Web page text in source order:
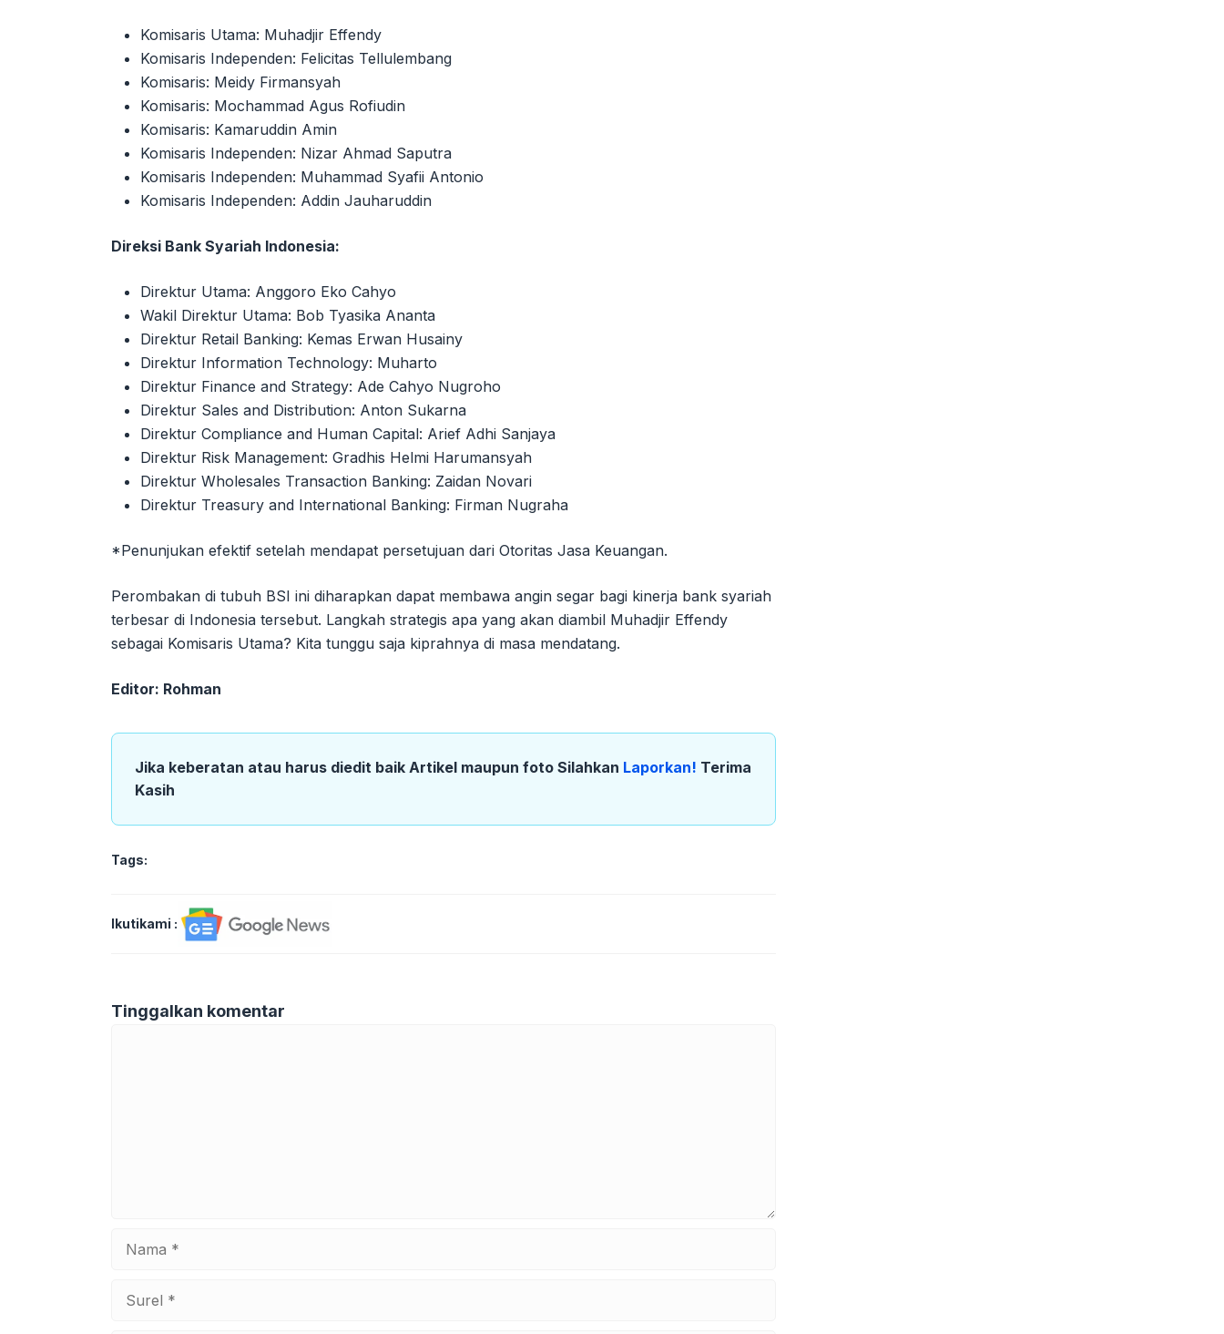
Komisaris Utama: Muhadjir Effendy
Komisaris Independen: Felicitas Tellulembang
Komisaris: Meidy Firmansyah
Komisaris: Mochammad Agus Rofiudin
Komisaris: Kamaruddin Amin
Komisaris Independen: Nizar Ahmad Saputra
Komisaris Independen: Muhammad Syafii Antonio
Komisaris Independen: Addin Jauharuddin
Direksi Bank Syariah Indonesia:
Direktur Utama: Anggoro Eko Cahyo
Wakil Direktur Utama: Bob Tyasika Ananta
Direktur Retail Banking: Kemas Erwan Husainy
Direktur Information Technology: Muharto
Direktur Finance and Strategy: Ade Cahyo Nugroho
Direktur Sales and Distribution: Anton Sukarna
Direktur Compliance and Human Capital: Arief Adhi Sanjaya
Direktur Risk Management: Gradhis Helmi Harumansyah
Direktur Wholesales Transaction Banking: Zaidan Novari
Direktur Treasury and International Banking: Firman Nugraha
*Penunjukan efektif setelah mendapat persetujuan dari Otoritas Jasa Keuangan.
Perombakan di tubuh BSI ini diharapkan dapat membawa angin segar bagi kinerja bank syariah
terbesar di Indonesia tersebut. Langkah strategis apa yang akan diambil Muhadjir Effendy
sebagai Komisaris Utama? Kita tunggu saja kiprahnya di masa mendatang.
Editor: Rohman
Jika keberatan atau harus diedit baik Artikel maupun foto Silahkan Laporkan! Terima
Kasih
Tags:
Ikutikami :
Tinggalkan komentar